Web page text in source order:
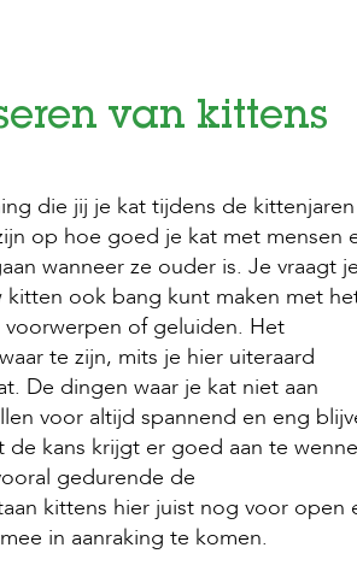
van kittens
die jij je kat tijdens de kittenjaren
op hoe goed je kat met mensen
wanneer ze ouder is. Je vraagt
kitten ook bang kunt maken met
voorwerpen of geluiden. Het
te zijn, mits je hier uiteraard
De dingen waar je kat niet aan
voor altijd spannend en eng
kans krijgt er goed aan te
gedurende de
kittens hier juist nog voor open
in aanraking te komen.